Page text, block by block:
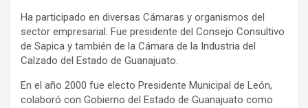
Ha participado en diversas Cámaras y organismos del
sector empresarial. Fue presidente del Consejo Consultivo
de Sapica y también de la Cámara de la Industria del
Calzado del Estado de Guanajuato.
En el año 2000 fue electo Presidente Municipal de León,
colaboró con Gobierno del Estado de Guanajuato como